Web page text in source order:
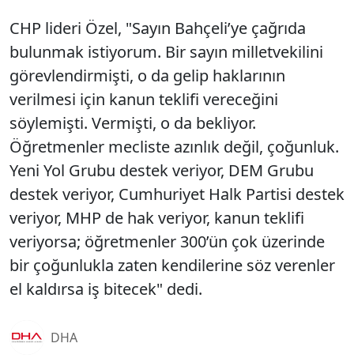
CHP lideri Özel, "Sayın Bahçeli’ye çağrıda
bulunmak istiyorum. Bir sayın milletvekilini
görevlendirmişti, o da gelip haklarının
verilmesi için kanun teklifi vereceğini
söylemişti. Vermişti, o da bekliyor.
Öğretmenler mecliste azınlık değil, çoğunluk.
Yeni Yol Grubu destek veriyor, DEM Grubu
destek veriyor, Cumhuriyet Halk Partisi destek
veriyor, MHP de hak veriyor, kanun teklifi
veriyorsa; öğretmenler 300’ün çok üzerinde
bir çoğunlukla zaten kendilerine söz verenler
el kaldırsa iş bitecek" dedi.
DHA